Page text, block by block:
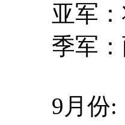
亚军：
季军：
9月份: